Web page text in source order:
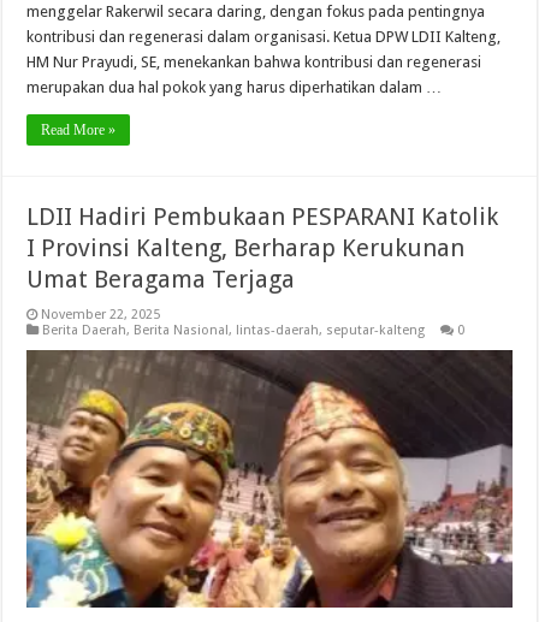
menggelar Rakerwil secara daring, dengan fokus pada pentingnya
kontribusi dan regenerasi dalam organisasi. Ketua DPW LDII Kalteng,
HM Nur Prayudi, SE, menekankan bahwa kontribusi dan regenerasi
merupakan dua hal pokok yang harus diperhatikan dalam …
Read More »
LDII Hadiri Pembukaan PESPARANI Katolik
I Provinsi Kalteng, Berharap Kerukunan
Umat Beragama Terjaga
November 22, 2025
Berita Daerah, Berita Nasional, lintas-daerah, seputar-kalteng 0